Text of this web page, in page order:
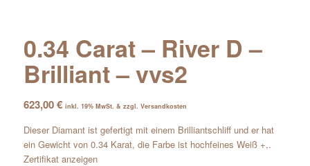
0.34 Carat – River D –
Brilliant – vvs2
623,00€ inkl. 19% MwSt. & zzgl. Versandkosten
Dieser Diamant ist gefertigt mit einem Brilliantschliff und er hat
ein Gewicht von 0.34 Karat, die Farbe ist hochfeines Weiß +,.
Zertifikat anzeigen